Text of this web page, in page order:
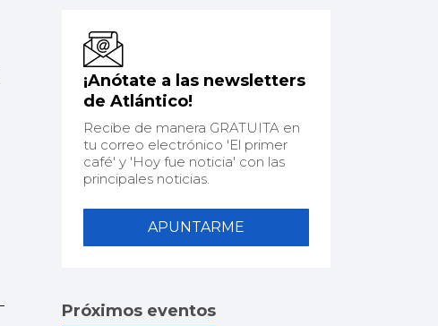
¡Anótate a las newsletters
de Atlántico!
Recibe de manera GRATUITA en
tu correo electrónico 'El primer
café' y 'Hoy fue noticia' con las
principales noticias.
APUNTARME
Próximos eventos